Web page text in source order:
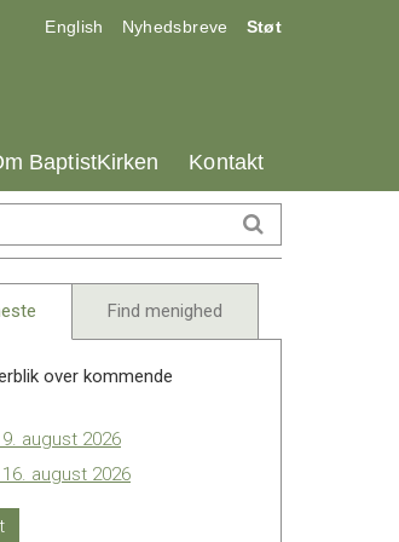
17.0:
English 18.0:
Nyhedsbreve 19.0:
Støt
BaptistKirken 27.0:
Kontakt
Find menighed
over kommende
august 2026
august 2026